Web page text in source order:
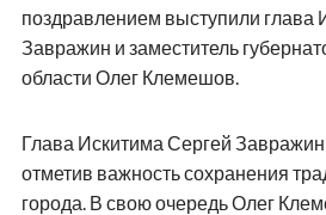
поздравлением выступили глава
Завражин и заместитель
области Олег Клемешов.
Глава Искитима Сергей
отметив важность сохранения
города. В свою очередь Олег